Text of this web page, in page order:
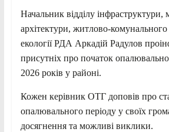
Начальник відділу інфраструктури,
архітектури, житлово-комунального
екології РДА Аркадій Радулов
присутніх про початок
2026 років у районі.
Кожен керівник ОТГ доповів про
опалювального періоду у своїх
досягнення та можливі виклики.